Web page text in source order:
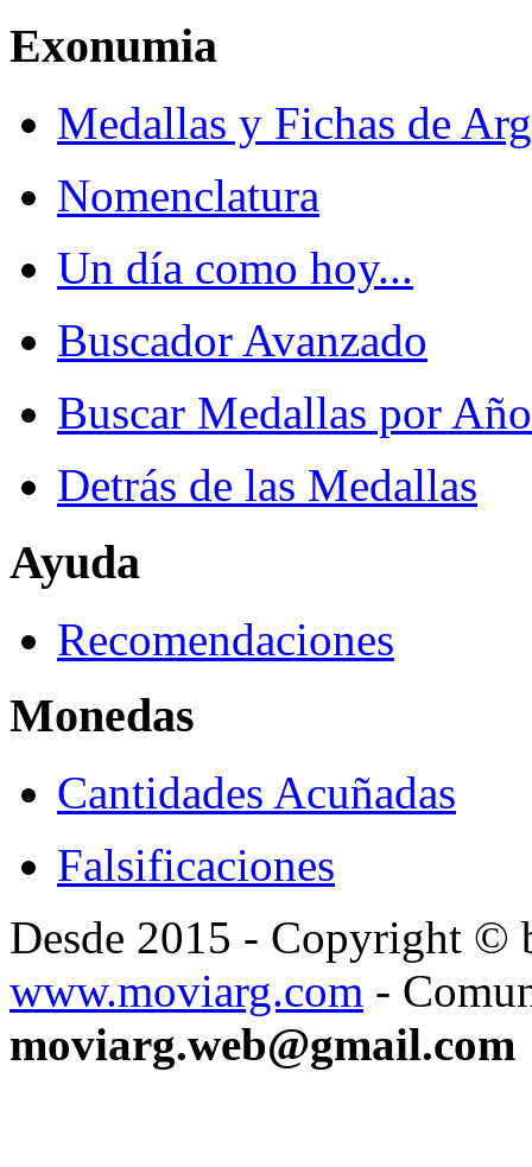
Exonumia
Medallas y Fichas de
Nomenclatura
Un día como hoy...
Buscador Avanzado
Buscar Medallas por Año
Detrás de las Medallas
Ayuda
Recomendaciones
Monedas
Cantidades Acuñadas
Falsificaciones
Desde 2015 - Copyright ©
www.moviarg.com -
moviarg.web@gmail.com